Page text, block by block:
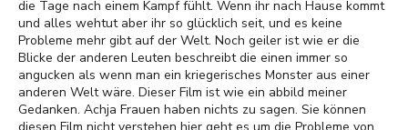
die Tage nach einem Kampf fühlt. Wenn ihr nach Hause kommt
und alles wehtut aber ihr so glücklich seit, und es keine
Probleme mehr gibt auf der Welt. Noch geiler ist wie er die
Blicke der anderen Leuten beschreibt die einen immer so
angucken als wenn man ein kriegerisches Monster aus einer
anderen Welt wäre. Dieser Film ist wie ein abbild meiner
Gedanken. Achja Frauen haben nichts zu sagen. Sie können